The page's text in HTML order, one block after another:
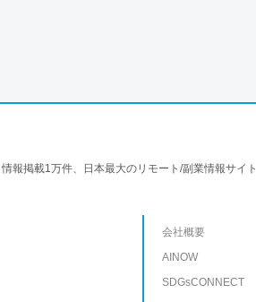
情報掲載1万件、日本最大のリモート/副業情報サイト
会社概要
AINOW
SDGsCONNECT